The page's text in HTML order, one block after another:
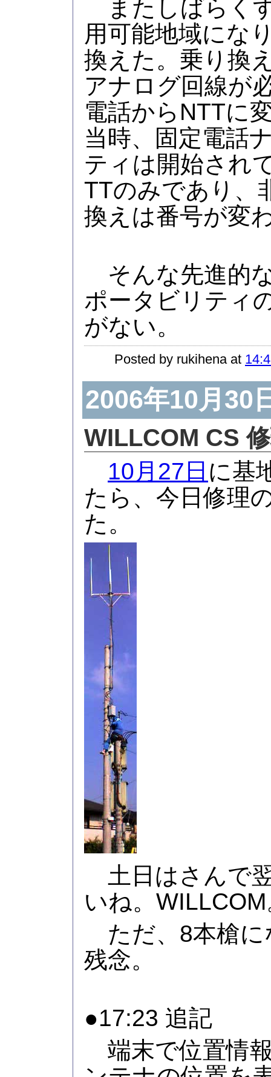
またしばらく
用可能地域にな
換えた。乗り換
アナログ回線が
電話からNTTに
当時、固定電話
ティは開始され
TTのみであり、
換えは番号が変
そんな先進的
ポータビリティ
がない。
Posted by rukihena at
2006年10月30
WILLCOM CS
10月27日 に基
たら、今日修理
た。
土日はさんで
いね。
ただ、8本槍に
残念。
●17:23 追記
端末で位置情